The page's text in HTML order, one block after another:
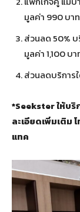
มูลค่า 990 บา
ส่วนลด 50%
มูลค่า 1,100 บ
ส่วนลดบริการ
*Seekster ให้บริ
ละเอียดเพิ่มเติม
แทค